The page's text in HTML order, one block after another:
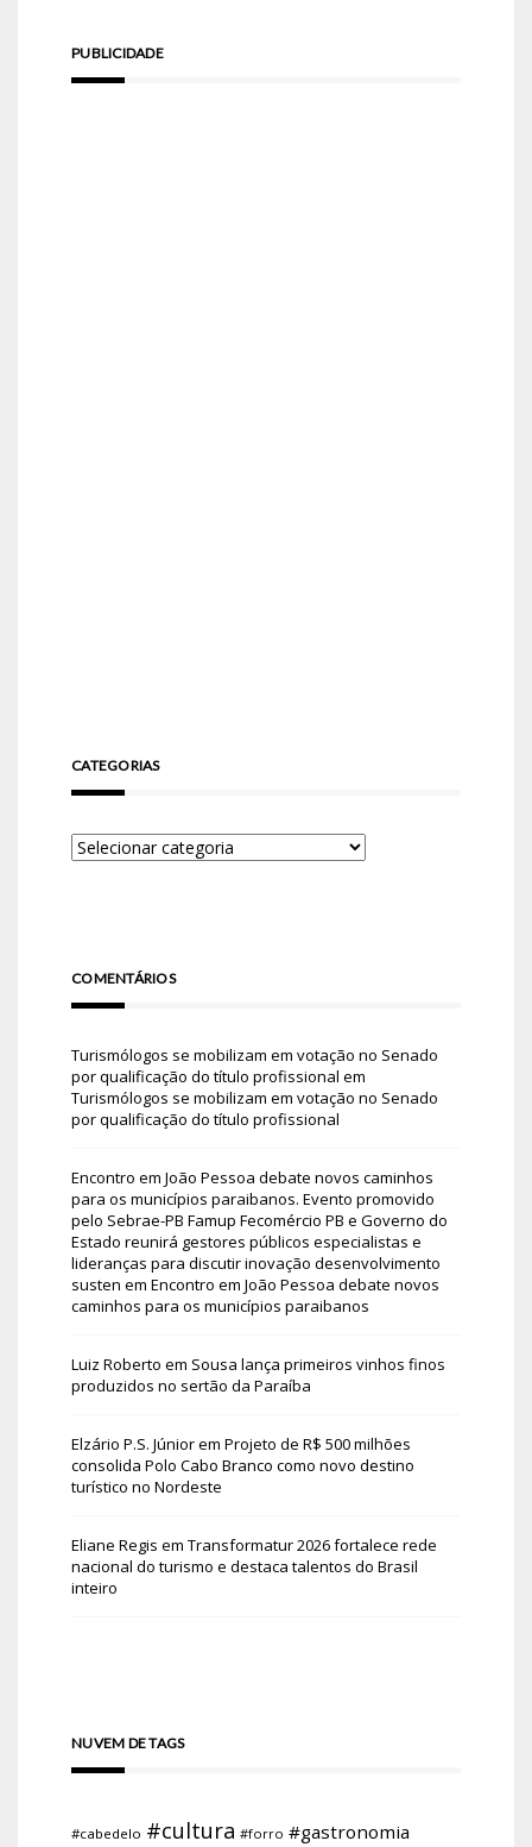
PUBLICIDADE
CATEGORIAS
COMENTÁRIOS
Turismólogos se mobilizam em votação no Senado
por qualificação do título profissional em
Turismólogos se mobilizam em votação no Senado
por qualificação do título profissional
Encontro em João Pessoa debate novos caminhos
para os municípios paraibanos. Evento promovido
pelo Sebrae-PB Famup Fecomércio PB e Governo do
Estado reunirá gestores públicos especialistas e
lideranças para discutir inovação desenvolvimento
susten em Encontro em João Pessoa debate novos
caminhos para os municípios paraibanos
Luiz Roberto em Sousa lança primeiros vinhos finos
produzidos no sertão da Paraíba
Elzário P.S. Júniorem Projeto de R$ 500 milhões
consolida Polo Cabo Branco como novo destino
turístico no Nordeste
Eliane Regis em Transformatur 2026 fortalece rede
nacional do turismo e destaca talentos do Brasil
inteiro
NUVEM DE TAGS
#cabedelo #cultura #forro #gastronomia